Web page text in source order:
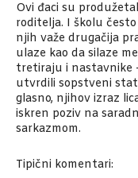
Ovi đaci su
roditelja. I školu
njih važe drugačija
ulaze kao da silaze
tretiraju i nastavnike
utvrdili sopstveni
glasno, njihov izraz
iskren poziv na
sarkazmom.
Tipični komentari: